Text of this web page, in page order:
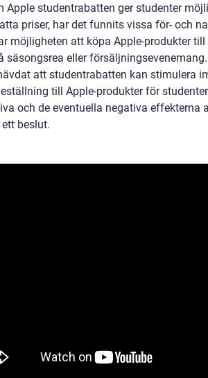
Apple studentrabatten ger studenter
priser, har det funnits vissa för- och
möjligheten att köpa Apple-produkter
säsongsrea eller
att studentrabatten kan stimulera
till Apple-produkter för
och de eventuella negativa effekterna
beslut.